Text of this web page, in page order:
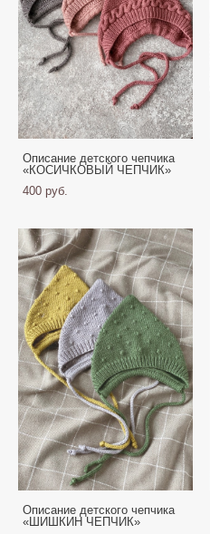
Описание детского чепчика
«КОСИЧКОВЫЙ ЧЕПЧИК»
400 pуб.
Описание детского чепчика
«ШИШКИН ЧЕПЧИК»